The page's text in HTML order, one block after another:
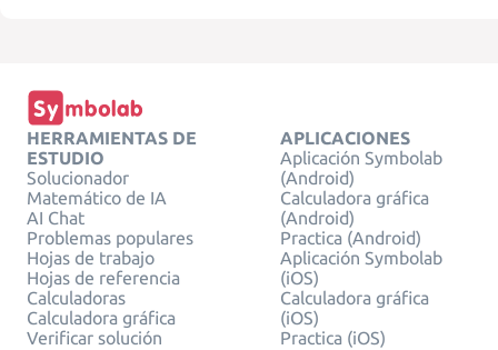
HERRAMIENTAS DE
ESTUDIO
Solucionador
Matemático de IA
AI Chat
Problemas populares
Hojas de trabajo
Hojas de referencia
Calculadoras
Calculadora gráfica
Verificar solución
APLICACIONES
Aplicación Symbolab
(Android)
Calculadora gráfica
(Android)
Practica (Android)
Aplicación Symbolab
(iOS)
Calculadora gráfica
(iOS)
Practica (iOS)